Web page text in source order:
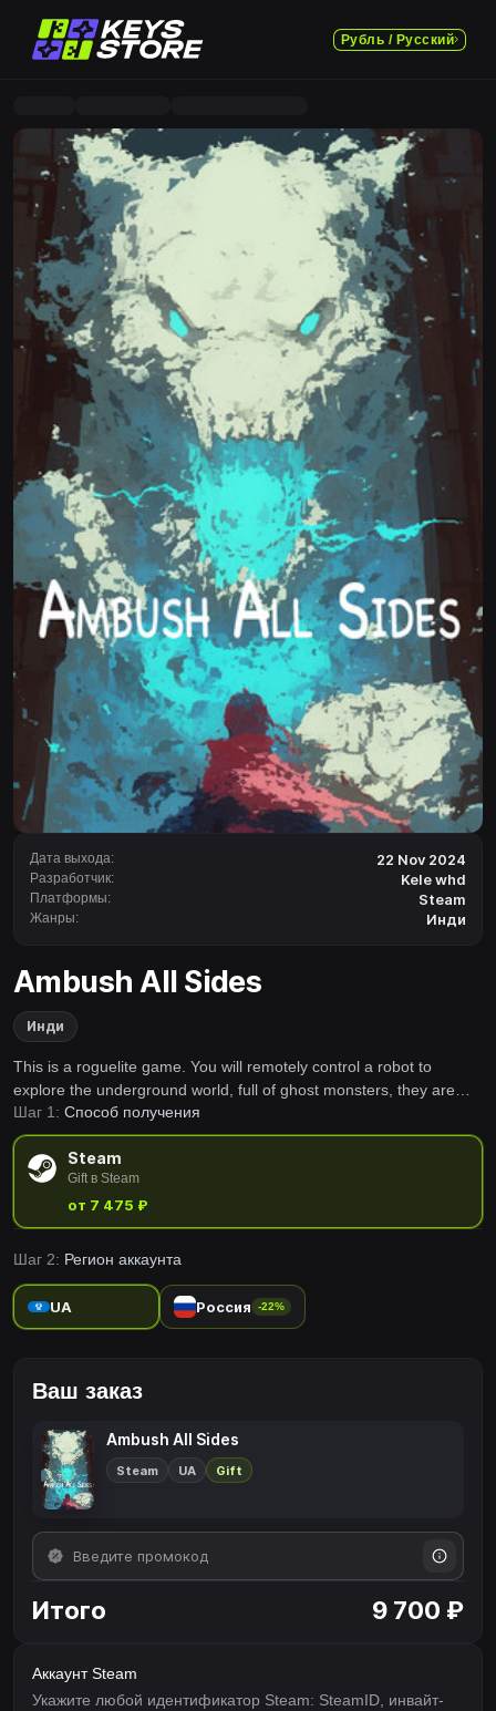
Рубль / Русский
Дата выхода: 22 Nov 2024
Разработчик: Kele whd
Платформы: Steam
Жанры: Инди
Ambush All Sides
Инди
This is a roguelite game. You will remotely control a robot to
explore the underground world, full of ghost monsters, they are
afraid of light, your flashlight can do damage to them, the mouse
control the direction of the flashlight, Keyboard 'WASD' controls the
direction,has 3 lives per turn.
Шаг 1: Способ получения
Steam
Gift в Steam
от 7 475 ₽
Шаг 2: Регион аккаунта
UA Россия -22%
Ваш заказ
Ambush All Sides
Steam UA Gift
Итого 9 700 ₽
Аккаунт Steam
Укажите любой идентификатор Steam: SteamID, инвайт-